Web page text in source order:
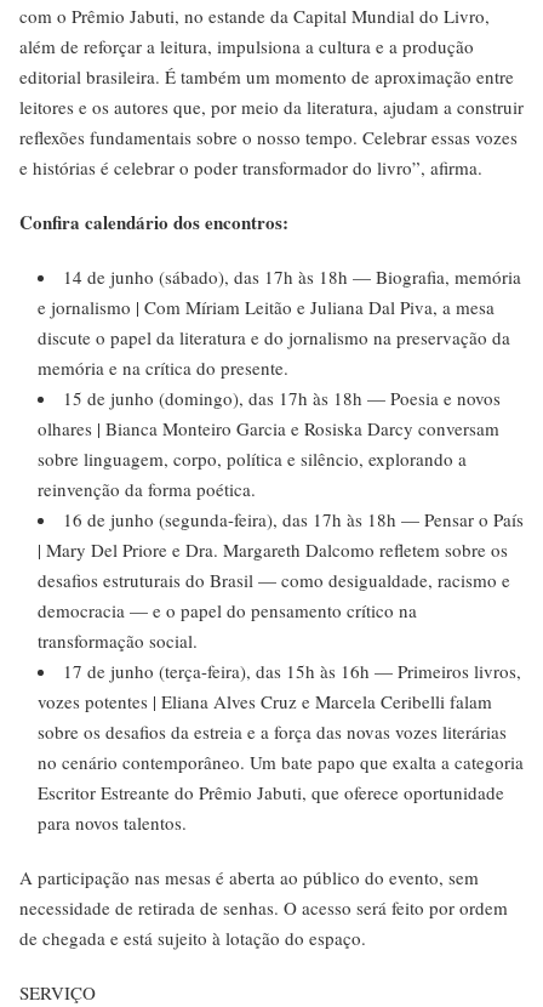
com o Prêmio Jabuti, no estande da Capital Mundial do Livro,
além de reforçar a leitura, impulsiona a cultura e a produção
editorial brasileira. É também um momento de aproximação entre
leitores e os autores que, por meio da literatura, ajudam a construir
reflexões fundamentais sobre o nosso tempo. Celebrar essas vozes
e histórias é celebrar o poder transformador do livro”, afirma.
Confira calendário dos encontros:
14 de junho (sábado), das 17h às 18h — Biografia, memória
e jornalismo | Com Míriam Leitão e Juliana Dal Piva, a mesa
discute o papel da literatura e do jornalismo na preservação da
memória e na crítica do presente.
15 de junho (domingo), das 17h às 18h — Poesia e novos
olhares | Bianca Monteiro Garcia e Rosiska Darcy conversam
sobre linguagem, corpo, política e silêncio, explorando a
reinvenção da forma poética.
16 de junho (segunda-feira), das 17h às 18h — Pensar o País
| Mary Del Priore e Dra. Margareth Dalcomo refletem sobre os
desafios estruturais do Brasil — como desigualdade, racismo e
democracia — e o papel do pensamento crítico na
transformação social.
17 de junho (terça-feira), das 15h às 16h — Primeiros livros,
vozes potentes | Eliana Alves Cruz e Marcela Ceribelli falam
sobre os desafios da estreia e a força das novas vozes literárias
no cenário contemporâneo. Um bate papo que exalta a categoria
Escritor Estreante do Prêmio Jabuti, que oferece oportunidade
para novos talentos.
A participação nas mesas é aberta ao público do evento, sem
necessidade de retirada de senhas. O acesso será feito por ordem
de chegada e está sujeito à lotação do espaço.
SERVIÇO